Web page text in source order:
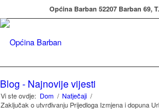
Općina Barban 52207 Barban 69,
Blog - Najnovije vijesti
Vi ste ovdje: Dom / Natječaji /
Zaključak o utvrđivanju Prijedloga Izmjena i dopuna